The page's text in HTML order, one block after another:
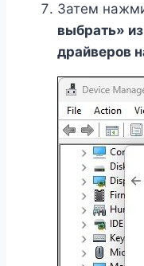
Затем
выбрать»
драйверов